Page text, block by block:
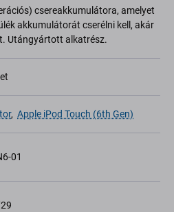
csereakkumulátora, amelyet
akkumulátorát cserélni kell, akár
Utángyártott alkatrész.
, Apple iPod Touch (6th Gen)
01